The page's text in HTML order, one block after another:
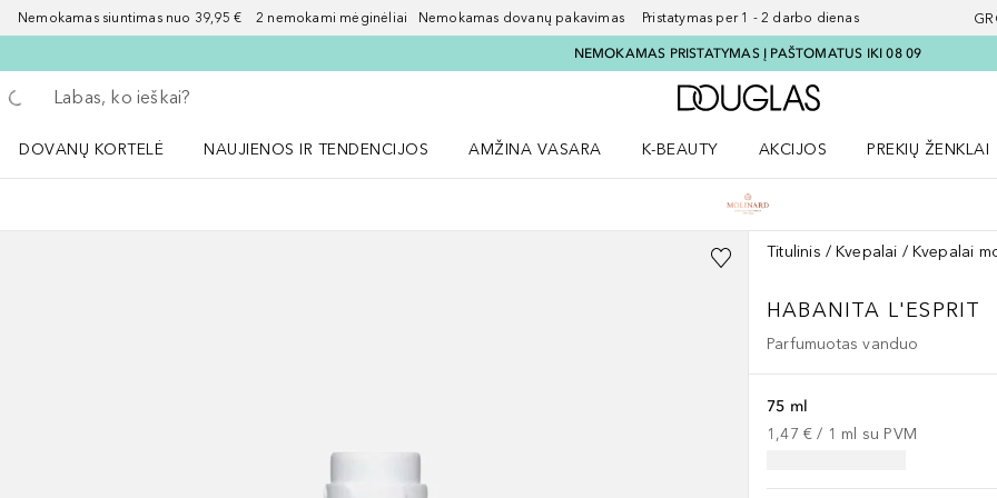
Nemokamas siuntimas nuo 39,95 € 2 nemokami mėginėliai Nemokamas dovanų pakavimas Pristatymas per 1 - 2 darbo dienas
NEMOKAMAS PRISTATYMAS Į PAŠTOMATUS IKI 08 09
Grįžk atgal
Vykdykite paiešką
Į Douglas pagrindinį
DOVANŲ KORTELĖ
NAUJIENOS IR TENDENCIJOS
AMŽINA VASARA
K-BEAUTY
AKCIJOS
PREKIŲ ŽENKLAI
Titulinis Kvepalai Kvepalai
HABANITA L'ESPRIT
Parfumuotas vanduo
75 ml
1,47 € / 1 ml su PVM